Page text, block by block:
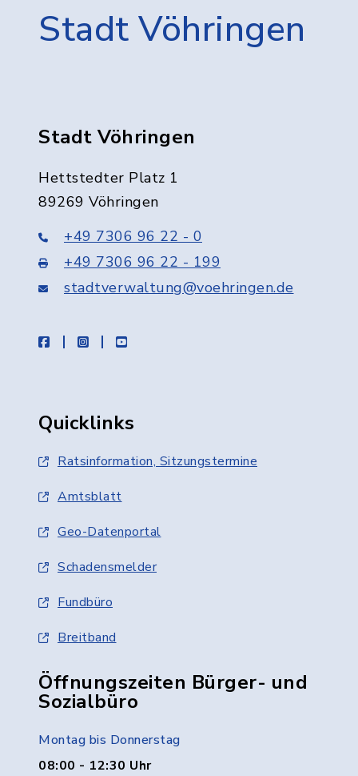
Stadt Vöhringen
Stadt Vöhringen
Hettstedter Platz 1
89269 Vöhringen
+49 7306 96 22 - 0
+49 7306 96 22 - 199
stadtverwaltung@voehringen.de
facebookinstagramyoutube
Quicklinks
Ratsinformation, Sitzungstermine
Amtsblatt
Geo-Datenportal
Schadensmelder
Fundbüro
Breitband
Öffnungszeiten Bürger- und
Sozialbüro
Montag bis Donnerstag
08:00 - 12:30 Uhr